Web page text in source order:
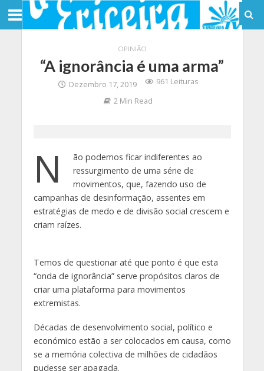
OPINIÃO
“A ignorância é uma arma”
Dezembro 17, 2019
961 Leituras
2 Min Read
N
ão podemos ficar indiferentes ao
ressurgimento de uma série de
movimentos, que, fazendo uso de
campanhas de desinformação, assentes em
estratégias de medo e de divisão social crescem e
criam raízes.
Temos de questionar até que ponto é que esta
“onda de ignorância” serve propósitos claros de
criar uma plataforma para movimentos
extremistas.
Décadas de desenvolvimento social, político e
económico estão a ser colocados em causa, como
se a memória colectiva de milhões de cidadãos
pudesse ser apagada.